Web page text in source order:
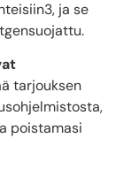
ja se
tarjouksen
poistamasi